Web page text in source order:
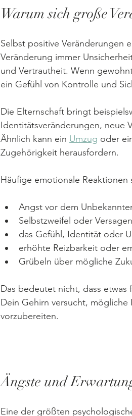
Warum sich große
Selbst positive Veränderungen
Veränderung immer
und Vertrautheit. Wenn
ein Gefühl von Kontrolle und
Die Elternschaft bringt
Identitätsveränderungen, neue
Ähnlich kann ein Umzug oder
Zugehörigkeit herausfordern.
Häufige emotionale Reaktionen
Angst vor dem
Selbstzweifel oder
das Gefühl, Identität oder
erhöhte Reizbarkeit oder
Grübeln über mögliche
Das bedeutet nicht, dass etwas
Dein Gehirn versucht, mögliche
vorzubereiten.
Ängste und
Eine der größten